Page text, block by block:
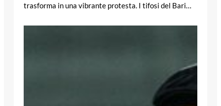
trasforma in una vibrante protesta. I tifosi del Bari…